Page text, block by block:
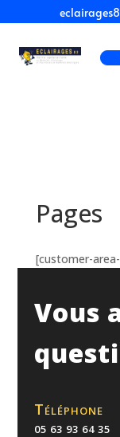
Pages
[customer-
Vous
Téléphone
05 63 93 64 35